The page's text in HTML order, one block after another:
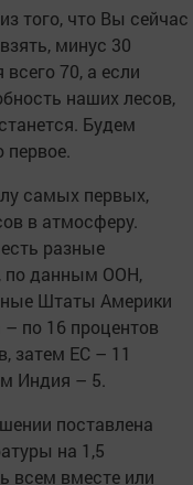
того, что Вы сейчас
минус 30
всего 70, а если
наших лесов,
Будем
первое.
самых первых,
в атмосферу.
разные
по данным ООН,
Штаты Америки
по 16 процентов
затем ЕС – 11
Индия – 5.
поставлена
на 1,5
всем вместе или